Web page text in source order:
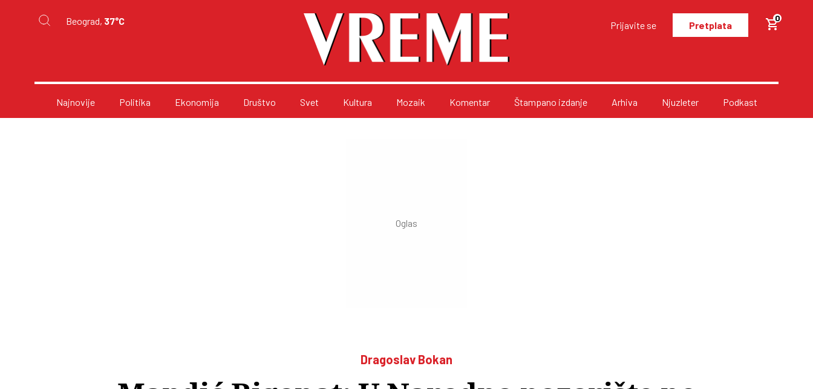
Beograd, 37°C Prijavite se Pretplata
0
Najnovije Politika Ekonomija Društvo Svet Kultura Mozaik Komentar Štampano izdanje Arhiva Njuzleter Podkast
Dragoslav Bokan